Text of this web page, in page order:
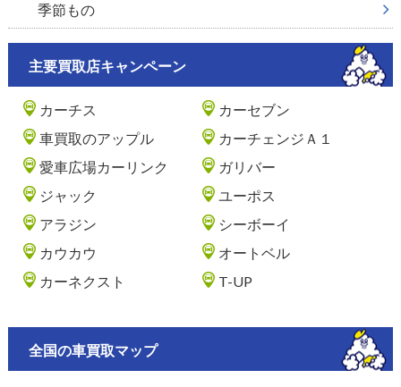
季節もの
主要買取店キャンペーン
カーチス
カーセブン
車買取のアップル
カーチェンジＡ１
愛車広場カーリンク
ガリバー
ジャック
ユーポス
アラジン
シーボーイ
カウカウ
オートベル
カーネクスト
T-UP
全国の車買取マップ